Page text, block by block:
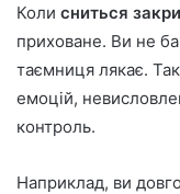
Коли сниться
приховане. Ви не
таємниця лякає.
емоцій,
контроль.
Наприклад, ви